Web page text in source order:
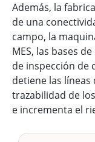
Además, la
de una
campo, la
MES, las bases
de inspección de
detiene las
trazabilidad de
e incrementa el